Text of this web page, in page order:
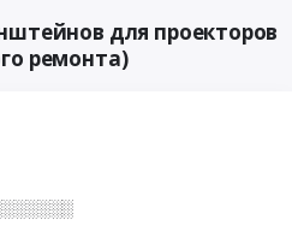
для проекторов
ремонта)